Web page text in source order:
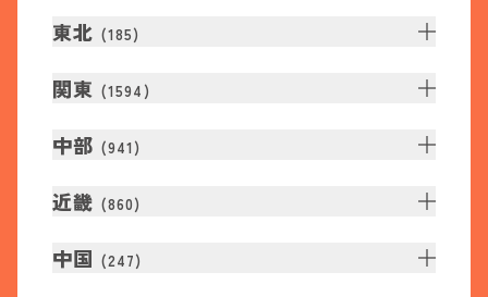
東北 (185)
関東 (1594 )
中部 (941 )
近畿 (860)
中国 (247)